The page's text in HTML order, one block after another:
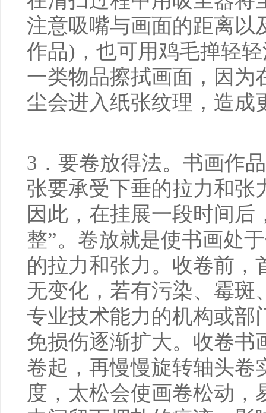
注意吸嘴与画面的距离以
作品)，也可用鸡毛掸轻
一类物品擦拭画面，因为
尘会进入纸张纹理，造成
3．要卷放得法。书画作
张要承受下垂的拉力和张
因此，在挂展一段时间后
整”。卷放就是使书画处
的拉力和张力。收卷前，
无变化，若有污染、霉斑
专业技术能力的机构或部
免损伤逐渐扩大。收卷书
卷起，再慢慢旋转轴头卷
度，太松会使画卷松动，